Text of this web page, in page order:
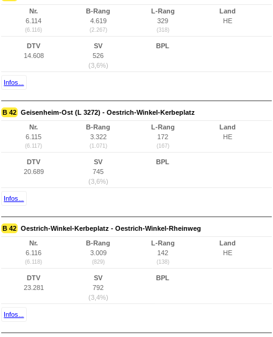
Nr.
6.114
(6.116)
B-Rang
4.619
(2.267)
L-Rang
329
(318)
Land
HE
DTV
14.608
SV
526
(3,6%)
BPL
Infos...
B 42 Geisenheim-Ost (L 3272) - Oestrich-Winkel-Kerbeplatz
Nr.
6.115
(6.117)
B-Rang
3.322
(1.071)
L-Rang
172
(167)
Land
HE
DTV
20.689
SV
745
(3,6%)
BPL
Infos...
B 42 Oestrich-Winkel-Kerbeplatz - Oestrich-Winkel-Rheinweg
Nr.
6.116
(6.118)
B-Rang
3.009
(829)
L-Rang
142
(138)
Land
HE
DTV
23.281
SV
792
(3,4%)
BPL
Infos...